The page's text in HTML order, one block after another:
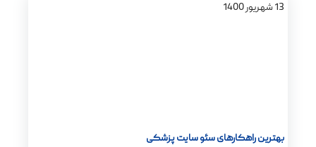
13 شهریور1400
بهترین راهکارهای سئو سایت پزشکی